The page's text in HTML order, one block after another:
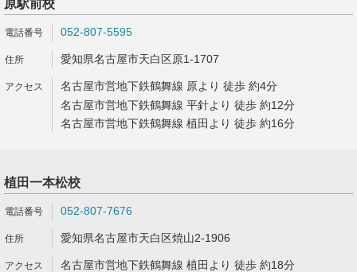
原駅前校
052-807-5595
愛知県名古屋市天白区原1-1707
名古屋市営地下鉄鶴舞線 原より 徒歩 約4分
名古屋市営地下鉄鶴舞線 平針より 徒歩 約12分
名古屋市営地下鉄鶴舞線 植田より 徒歩 約16分
植田一本松校
052-807-7676
愛知県名古屋市天白区焼山2-1906
名古屋市営地下鉄鶴舞線 植田より 徒歩 約18分